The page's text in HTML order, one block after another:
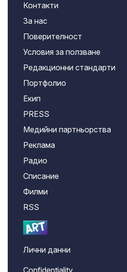
Контакти
За нас
Поверителност
Условия за ползване
Редакционни стандарти
Портфолио
Екип
PRESS
Медийни партньорства
Реклама
Радио
Списание
Филми
RSS
Лични данни